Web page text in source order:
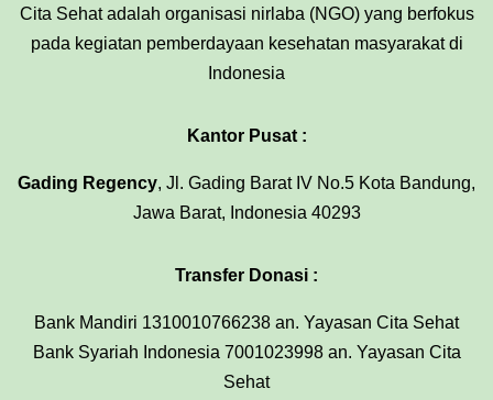
Cita Sehat adalah organisasi nirlaba (NGO) yang berfokus
pada kegiatan pemberdayaan kesehatan masyarakat di
Indonesia
Kantor Pusat :
Gading Regency, Jl. Gading Barat IV No.5 Kota Bandung,
Jawa Barat, Indonesia 40293
Transfer Donasi :
Bank Mandiri 1310010766238 an. Yayasan Cita Sehat
Bank Syariah Indonesia 7001023998 an. Yayasan Cita
Sehat